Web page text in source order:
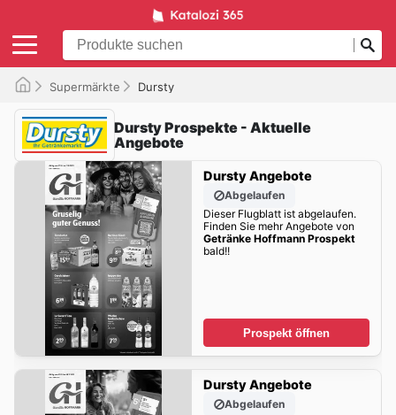
Supermärkte Dursty
Dursty Prospekte - Aktuelle
Angebote
Dursty Angebote
Abgelaufen
Dieser Flugblatt ist abgelaufen.
Finden Sie mehr Angebote von
Getränke Hoffmann Prospekt
bald!!
Prospekt öffnen
Dursty Angebote
Abgelaufen